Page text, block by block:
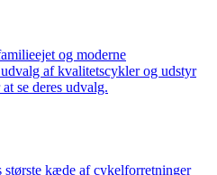
og moderne
af kvalitetscykler og udstyr
se deres udvalg.
kæde af cykelforretninger